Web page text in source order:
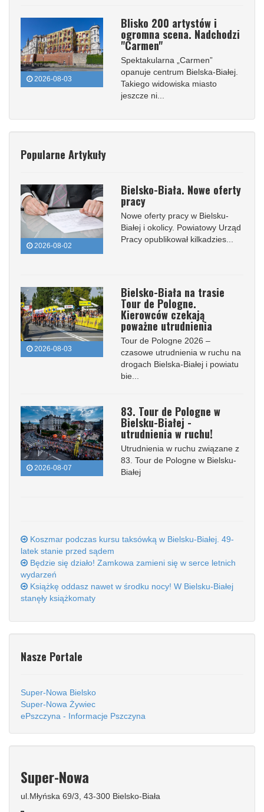
2026-08-03
Blisko 200 artystów i
ogromna scena. Nadchodzi
"Carmen"
Spektakularna „Carmen”
opanuje centrum Bielska-Białej.
Takiego widowiska miasto
jeszcze ni...
Popularne Artykuły
2026-08-02
Bielsko-Biała. Nowe oferty
pracy
Nowe oferty pracy w Bielsku-
Białej i okolicy. Powiatowy Urząd
Pracy opublikował kilkadzies...
2026-08-03
Bielsko-Biała na trasie
Tour de Pologne.
Kierowców czekają
poważne utrudnienia
Tour de Pologne 2026 –
czasowe utrudnienia w ruchu na
drogach Bielska-Białej i powiatu
bie...
2026-08-07
83. Tour de Pologne w
Bielsku-Białej -
utrudnienia w ruchu!
Utrudnienia w ruchu związane z
83. Tour de Pologne w Bielsku-
Białej
Koszmar podczas kursu taksówką w Bielsku-Białej. 49-
latek stanie przed sądem
Będzie się działo! Zamkowa zamieni się w serce letnich
wydarzeń
Książkę oddasz nawet w środku nocy! W Bielsku-Białej
stanęły książkomaty
Nasze Portale
Super-Nowa Bielsko
Super-Nowa Żywiec
ePszczyna - Informacje Pszczyna
Super-Nowa
ul.Młyńska 69/3, 43-300 Bielsko-Biała